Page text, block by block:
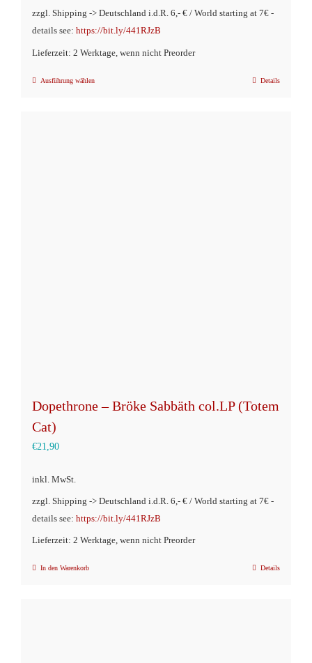
zzgl. Shipping -> Deutschland i.d.R. 6,- € / World starting at 7€ -
details see: https://bit.ly/441RJzB
Lieferzeit: 2 Werktage, wenn nicht Preorder
Ausführung wählenDieses
Details
Dopethrone – Bröke Sabbäth col.LP (Totem
Cat)
€21,90
inkl. MwSt.
zzgl. Shipping -> Deutschland i.d.R. 6,- € / World starting at 7€ -
details see: https://bit.ly/441RJzB
Lieferzeit: 2 Werktage, wenn nicht Preorder
In den Warenkorb Details